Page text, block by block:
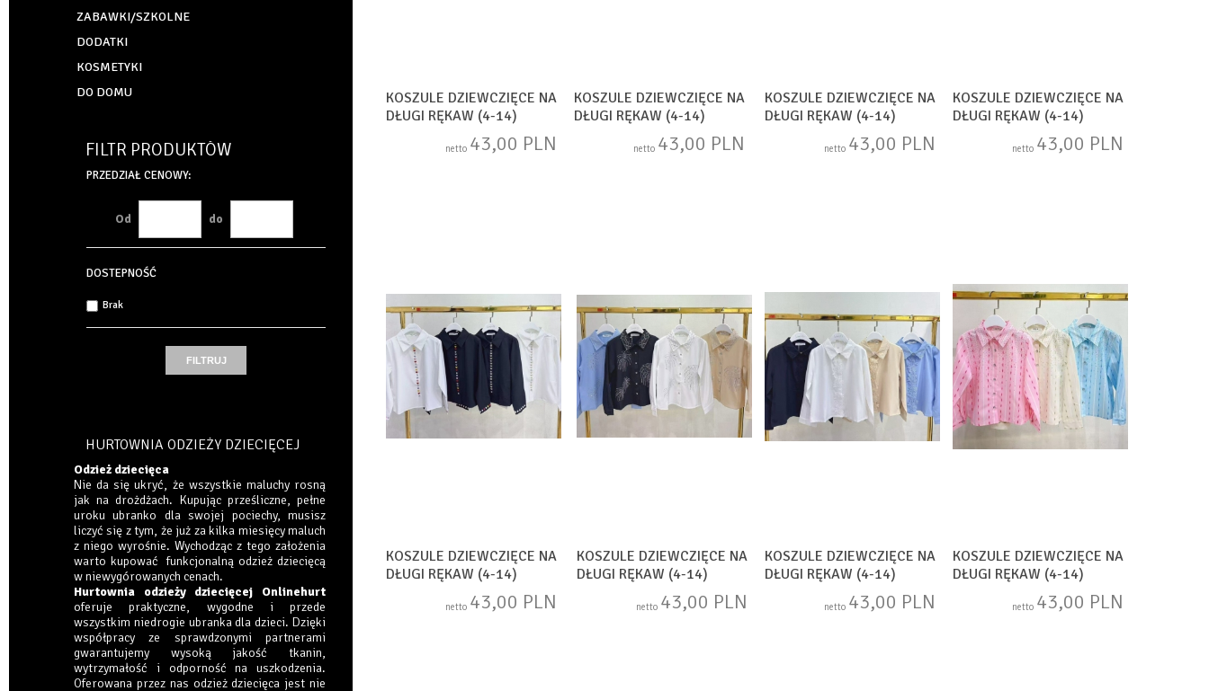
ZABAWKI/SZKOLNE
DODATKI
KOSMETYKI
DO DOMU
FILTR PRODUKTÓW
PRZEDZIAŁ CENOWY:
Od do
DOSTEPNOŚĆ
Brak
HURTOWNIA ODZIEŻY DZIECIĘCEJ
Odzież dziecięca
Nie da się ukryć, że wszystkie maluchy rosną
jak na drożdżach. Kupując prześliczne, pełne
uroku ubranko dla swojej pociechy, musisz
liczyć się z tym, że już za kilka miesięcy maluch
z niego wyrośnie. Wychodząc z tego założenia
warto kupować funkcjonalną odzież dziecięcą
w niewygórowanych cenach.
Hurtownia odzieży dziecięcej Onlinehurt
oferuje praktyczne, wygodne i przede
wszystkim niedrogie ubranka dla dzieci. Dzięki
współpracy ze sprawdzonymi partnerami
gwarantujemy wysoką jakość tkanin,
wytrzymałość i odporność na uszkodzenia.
Oferowana przez nas odzież dziecięca jest nie
KOSZULE DZIEWCZIĘCE NA
DŁUGI RĘKAW (4-14)
netto 43,00 PLN
KOSZULE DZIEWCZIĘCE NA
DŁUGI RĘKAW (4-14)
netto 43,00 PLN
KOSZULE DZIEWCZIĘCE NA
DŁUGI RĘKAW (4-14)
netto 43,00 PLN
KOSZULE DZIEWCZIĘCE NA
DŁUGI RĘKAW (4-14)
netto 43,00 PLN
KOSZULE DZIEWCZIĘCE NA
DŁUGI RĘKAW (4-14)
netto 43,00 PLN
KOSZULE DZIEWCZIĘCE NA
DŁUGI RĘKAW (4-14)
netto 43,00 PLN
KOSZULE DZIEWCZIĘCE NA
DŁUGI RĘKAW (4-14)
netto 43,00 PLN
KOSZULE DZIEWCZIĘCE NA
DŁUGI RĘKAW (4-14)
netto 43,00 PLN